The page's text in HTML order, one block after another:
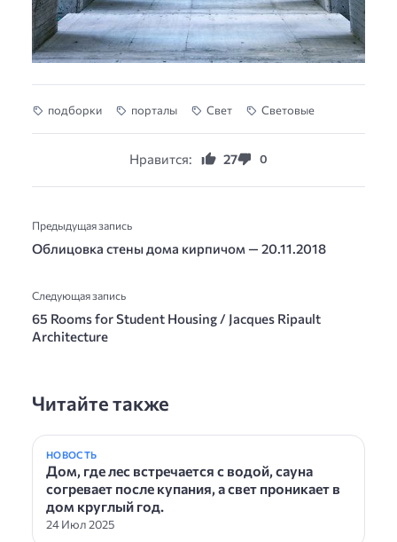
подборки порталы Свет Световые
Нравится: 27 0
Предыдущая запись
Облицовка стены дома кирпичом — 20.11.2018
Следующая запись
65 Rooms for Student Housing / Jacques Ripault
Architecture
Читайте также
НОВОСТЬ
Дом, где лес встречается с водой, сауна
согревает после купания, а свет проникает в
дом круглый год.
24 Июл 2025